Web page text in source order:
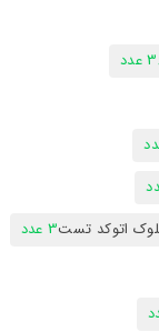
اتوکد تست3 عدد